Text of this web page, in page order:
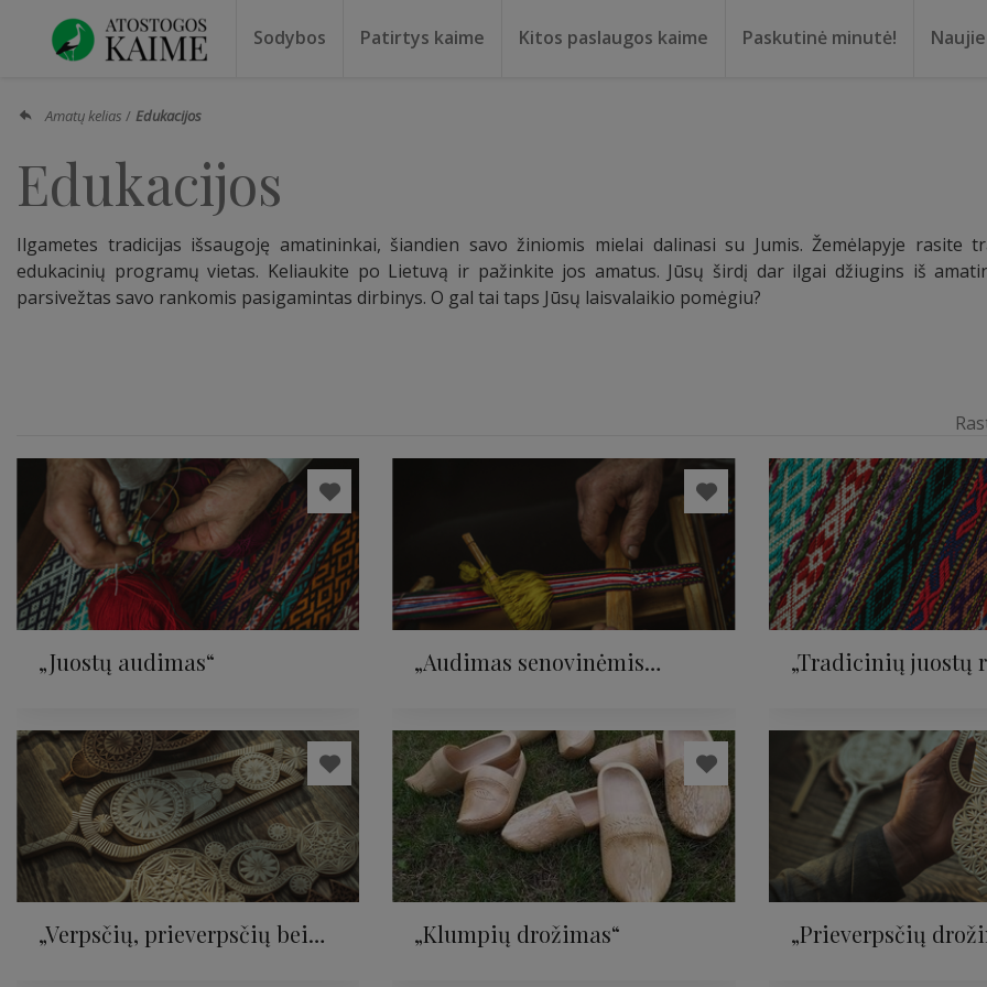
Sodybos Patirtys kaime Kitos paslaugos kaime Paskutinė minutė!
Amatų kelias Edukacijos
Edukacijos
Ilgametes tradicijas išsaugoję amatininkai, šiandien savo žiniomis mielai dalinasi su Jumis. Žemėlapyje rasite
edukacinių programų vietas. Keliaukite po Lietuvą ir pažinkite jos amatus. Jūsų širdį dar ilgai džiugins iš
parsivežtas savo rankomis pasigamintas dirbinys. O gal tai taps Jūsų laisvalaikio pomėgiu?
„Juostų audimas“
„Audimas senovinėmis
„Tradicinių juostų
„Verpsčių, prieverpsčių bei
„Klumpių drožimas“ „Prieverpsčių